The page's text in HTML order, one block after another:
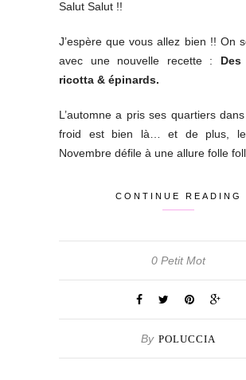
Salut Salut !!
J’espère que vous allez bien !! On
avec une nouvelle recette :
ricotta & épinards.
L’automne a pris ses quartiers
froid est bien là… et de plus,
Novembre défile à une allure folle
CONTINUE READING
0 Petit Mot
By POLUCCIA